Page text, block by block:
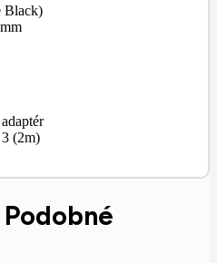
Black)
(2m)